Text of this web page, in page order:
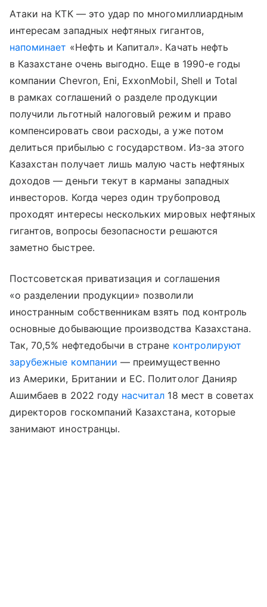
Атаки на КТК — это удар по многомиллиардным
интересам западных нефтяных гигантов,
напоминает «Нефть и Капитал». Качать нефть
в Казахстане очень выгодно. Еще в 1990-е годы
компании Chevron, Eni, ExxonMobil, Shell и Total
в рамках соглашений о разделе продукции
получили льготный налоговый режим и право
компенсировать свои расходы, а уже потом
делиться прибылью с государством. Из-за этого
Казахстан получает лишь малую часть нефтяных
доходов — деньги текут в карманы западных
инвесторов. Когда через один трубопровод
проходят интересы нескольких мировых нефтяных
гигантов, вопросы безопасности решаются
заметно быстрее.
Постсоветская приватизация и соглашения
«о разделении продукции» позволили
иностранным собственникам взять под контроль
основные добывающие производства Казахстана.
Так, 70,5% нефтедобычи в стране контролируют
зарубежные компании — преимущественно
из Америки, Британии и ЕС. Политолог Данияр
Ашимбаев в 2022 году насчитал 18 мест в советах
директоров госкомпаний Казахстана, которые
занимают иностранцы.